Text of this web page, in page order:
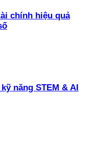
chính hiệu quả
năng STEM & AI